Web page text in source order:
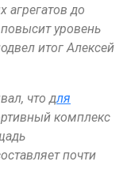
агрегатов до
уровень
итог Алексей
что для
комплекс
почти